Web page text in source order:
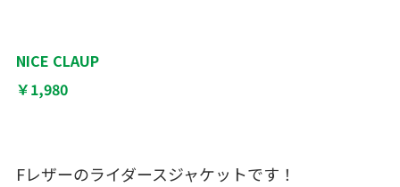
NICE CLAUP
￥1,980
Fレザーのライダースジャケットです！